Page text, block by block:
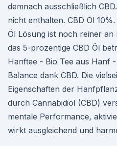
demnach ausschließlich
nicht enthalten. CBD Öl
Öl Lösung ist noch reiner an
das 5-prozentige CBD Öl
Hanftee - Bio Tee aus Hanf
Balance dank CBD. Die
Eigenschaften der
durch Cannabidiol (CBD)
mentale Performance,
wirkt ausgleichend und